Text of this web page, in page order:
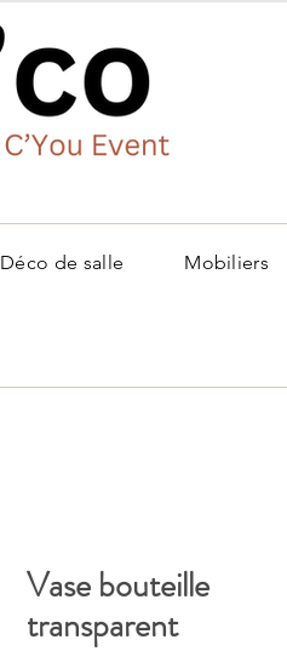
Déco de salle Mobiliers
Vase bouteille
transparent